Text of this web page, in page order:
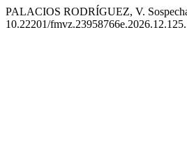
PALACIOS RODRÍGUEZ, V.
10.22201/